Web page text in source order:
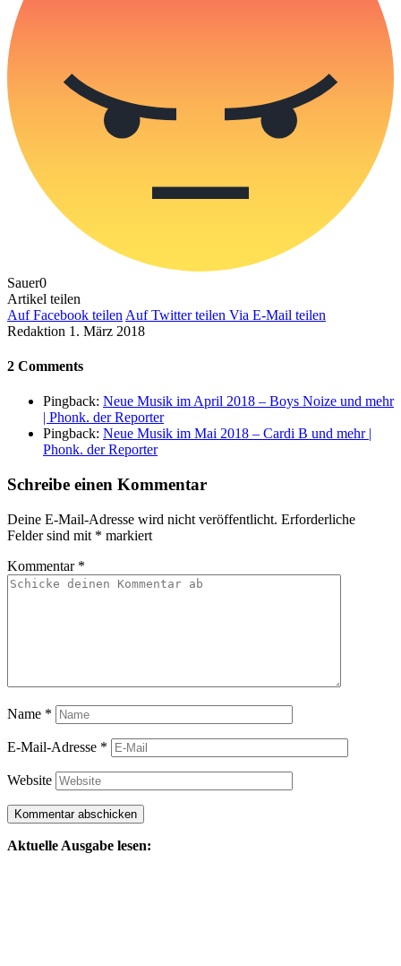
Sauer0
Artikel teilen
Auf Facebook teilen Auf Twitter teilen Via E-Mail teilen
Redaktion 1. März 2018
2 Comments
Pingback: Neue Musik im April 2018 – Boys Noize und mehr
| Phonk. der Reporter
Pingback: Neue Musik im Mai 2018 – Cardi B und mehr |
Phonk. der Reporter
Schreibe einen Kommentar
Deine E-Mail-Adresse wird nicht veröffentlicht. Erforderliche
Felder sind mit * markiert
Kommentar *
Name *
E-Mail-Adresse *
Website
Aktuelle Ausgabe lesen: